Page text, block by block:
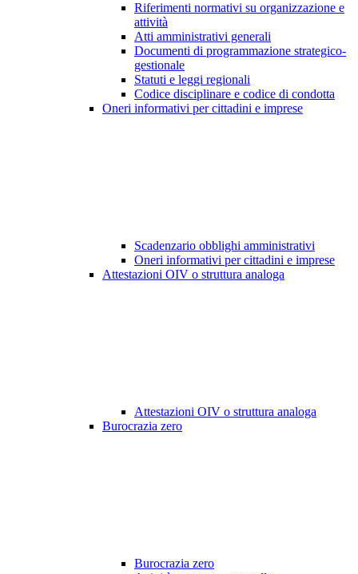
Riferimenti normativi su organizzazione e
attività
Atti amministrativi generali
Documenti di programmazione strategico-
gestionale
Statuti e leggi regionali
Codice disciplinare e codice di condotta
Oneri informativi per cittadini e imprese
Scadenzario obblighi amministrativi
Oneri informativi per cittadini e imprese
Attestazioni OIV o struttura analoga
Attestazioni OIV o struttura analoga
Burocrazia zero
Burocrazia zero